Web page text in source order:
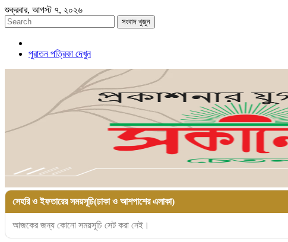
শুক্রবার, আগস্ট ৭, ২০২৬
সংবাদ খুজুন
পুরাতন পত্রিকা দেখুন
সেহরি ও ইফতারের সময়সূচি(ঢাকা ও আশপাশের এলাকা)
আজকের জন্য কোনো সময়সূচি সেট করা নেই।